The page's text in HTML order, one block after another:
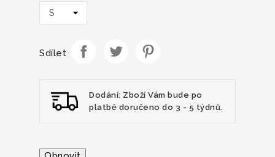
Sdílet
Dodání: Zboží Vám bude po
platbě doručeno do 3 - 5 týdnů.